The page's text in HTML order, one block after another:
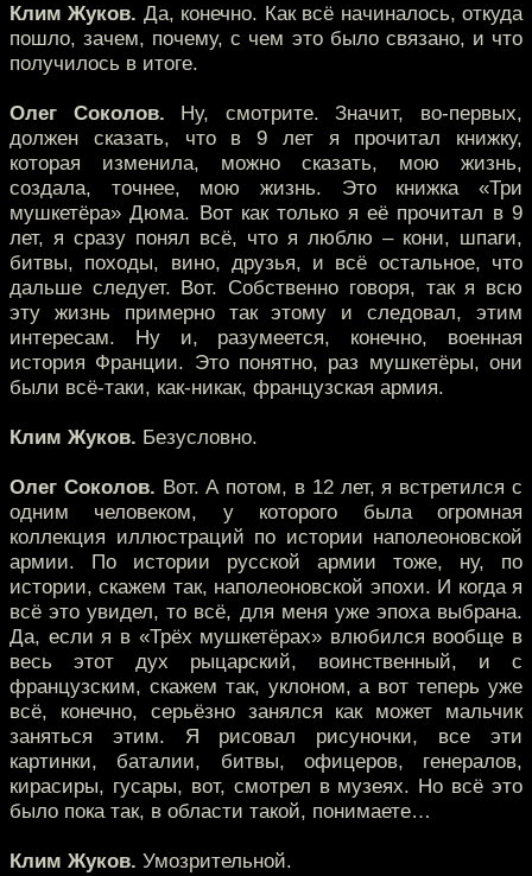
Клим Жуков. Да, конечно. Как всё начиналось, откуда
пошло, зачем, почему, с чем это было связано, и что
получилось в итоге.
Олег Соколов. Ну, смотрите. Значит, во-первых,
должен сказать, что в 9 лет я прочитал книжку,
которая изменила, можно сказать, мою жизнь,
создала, точнее, мою жизнь. Это книжка «Три
мушкетёра» Дюма. Вот как только я её прочитал в 9
лет, я сразу понял всё, что я люблю – кони, шпаги,
битвы, походы, вино, друзья, и всё остальное, что
дальше следует. Вот. Собственно говоря, так я всю
эту жизнь примерно так этому и следовал, этим
интересам. Ну и, разумеется, конечно, военная
история Франции. Это понятно, раз мушкетёры, они
были всё-таки, как-никак, французская армия.
Клим Жуков. Безусловно.
Олег Соколов. Вот. А потом, в 12 лет, я встретился с
одним человеком, у которого была огромная
коллекция иллюстраций по истории наполеоновской
армии. По истории русской армии тоже, ну, по
истории, скажем так, наполеоновской эпохи. И когда я
всё это увидел, то всё, для меня уже эпоха выбрана.
Да, если я в «Трёх мушкетёрах» влюбился вообще в
весь этот дух рыцарский, воинственный, и с
французским, скажем так, уклоном, а вот теперь уже
всё, конечно, серьёзно занялся как может мальчик
заняться этим. Я рисовал рисуночки, все эти
картинки, баталии, битвы, офицеров, генералов,
кирасиры, гусары, вот, смотрел в музеях. Но всё это
было пока так, в области такой, понимаете…
Клим Жуков. Умозрительной.